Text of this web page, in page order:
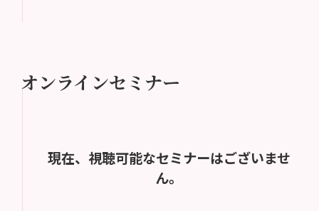
オンラインセミナー
現在、視聴可能なセミナーはございませ
ん。